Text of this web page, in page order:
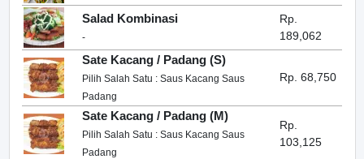
Salad Kombinasi
-
Rp.
189,062
Sate Kacang / Padang (S)
Pilih Salah Satu : Saus Kacang Saus
Padang
Rp. 68,750
Sate Kacang / Padang (M)
Pilih Salah Satu : Saus Kacang Saus
Padang
Rp.
103,125